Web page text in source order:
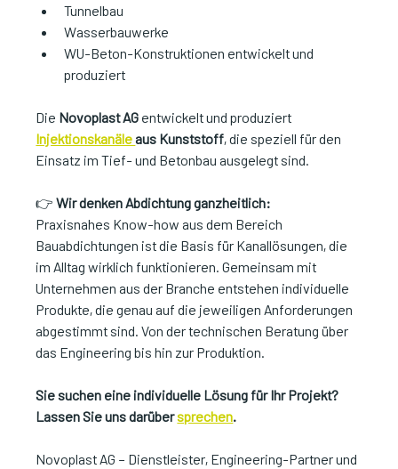
Tunnelbau
Wasserbauwerke
WU-Beton-Konstruktionen entwickelt und
produziert
Die Novoplast AG entwickelt und produziert
Injektionskanäle aus Kunststoff, die speziell für den
Einsatz im Tief- und Betonbau ausgelegt sind.
👉 Wir denken Abdichtung ganzheitlich:
Praxisnahes Know-how aus dem Bereich
Bauabdichtungen ist die Basis für Kanallösungen, die
im Alltag wirklich funktionieren. Gemeinsam mit
Unternehmen aus der Branche entstehen individuelle
Produkte, die genau auf die jeweiligen Anforderungen
abgestimmt sind. Von der technischen Beratung über
das Engineering bis hin zur Produktion.
Sie suchen eine individuelle Lösung für Ihr Projekt?
Lassen Sie uns darüber sprechen.
Novoplast AG – Dienstleister, Engineering-Partner und